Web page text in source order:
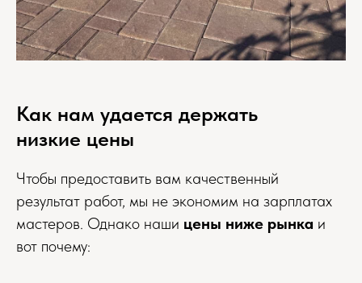
Как нам удается держать
низкие цены
Чтобы предоставить вам качественный
результат работ, мы не экономим на зарплатах
мастеров. Однако наши цены ниже рынка и
вот почему: